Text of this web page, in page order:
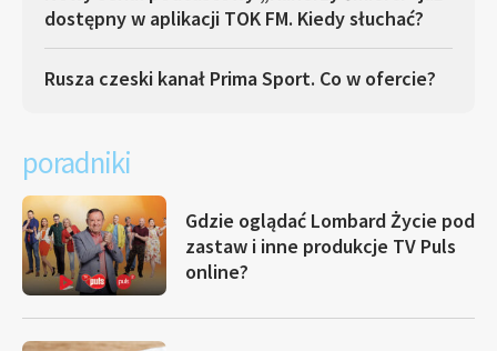
dostępny w aplikacji TOK FM. Kiedy słuchać?
Rusza czeski kanał Prima Sport. Co w ofercie?
poradniki
Gdzie oglądać Lombard Życie pod
zastaw i inne produkcje TV Puls
online?